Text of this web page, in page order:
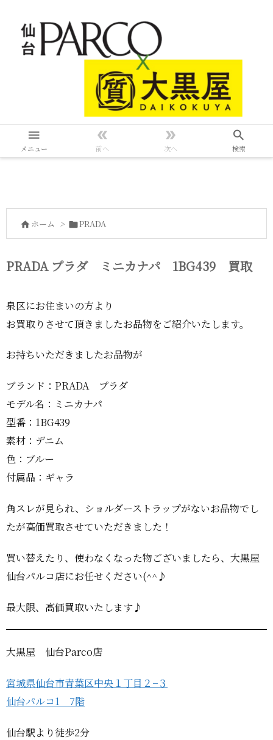

メニュー

前へ

次へ

検索
 ホーム > PRADA
PRADA プラダ ミニカナパ 1BG439 買取
泉区にお住まいの方より
お買取りさせて頂きましたお品物をご紹介いたします。
お持ちいただきましたお品物が
ブランド：PRADA プラダ
モデル名：ミニカナパ
型番：1BG439
素材：デニム
色：ブルー
付属品：ギャラ
角スレが見られ、ショルダーストラップがないお品物でし
たが高価買取させていただきました！
買い替えたり、使わなくなった物ございましたら、大黒屋
仙台パルコ店にお任せください(^^♪
最大限、高価買取いたします♪
大黒屋 仙台Parco店
宮城県仙台市青葉区中央１丁目２−３
仙台パルコ1 7階
仙台駅より徒歩2分